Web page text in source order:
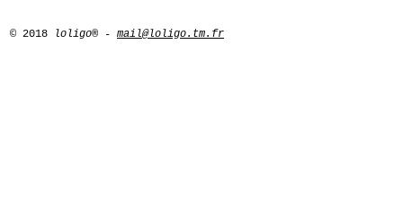
© 2018 loligo® - mail@loligo.tm.fr